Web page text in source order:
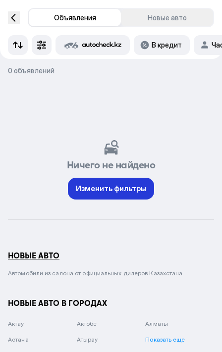
Объявления Новые авто
В кредит
0 объявлений
Ничего не найдено
Изменить фильтры
НОВЫЕ АВТО
Автомобили из салона от официальных дилеров Казахстана.
НОВЫЕ АВТО В ГОРОДАХ
Актау Актобе Алматы
Астана Атырау Показать еще